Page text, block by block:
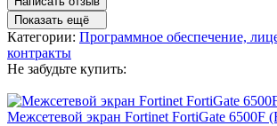
Показать ещё
Категории: Программное обеспечение,
контракты
Не забудьте купить:
Межсетевой экран Fortinet FortiGate 6500F